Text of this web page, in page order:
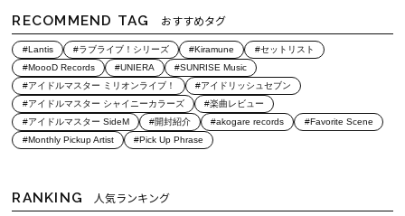
RECOMMEND TAG おすすめタグ
#Lantis #ラブライブ！シリーズ #Kiramune
#セットリスト
#MoooD Records
#UNIERA
#SUNRISE Music
#アイドルマスター ミリオンライブ！
#アイドリッシュセブン
#アイドルマスター シャイニーカラーズ
#楽曲レビュー
#アイドルマスター SideM
#開封紹介 #akogare records
#Favorite Scene
#Monthly Pickup Artist
#Pick Up Phrase
RANKING 人気ランキング